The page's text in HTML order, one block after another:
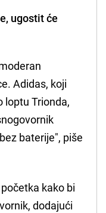
ugostit će
Adidas, koji
loptu Trionda,
baterije", piše
kako bi
dodajući